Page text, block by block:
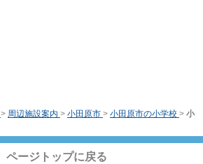
> 周辺施設案内 > 小田原市 > 小田原市の小学校 > 小
ページトップに戻る